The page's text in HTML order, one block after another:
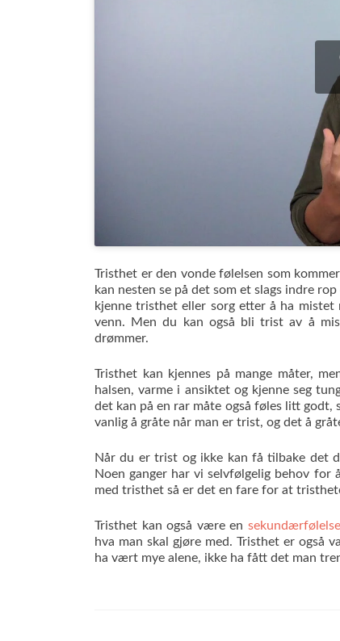
Tristhet er den vonde følelsen som
kan nesten se på det som et slags indre
kjenne tristhet eller sorg etter å ha
venn. Men du kan også bli trist av å
drømmer.
Tristhet kan kjennes på mange måter,
halsen, varme i ansiktet og kjenne seg
det kan på en rar måte også føles litt
vanlig å gråte når man er trist, og det å
Når du er trist og ikke kan få tilbake det
Noen ganger har vi selvfølgelig behov for
med tristhet så er det en fare for at
Tristhet kan også være en sekundærfølelse
hva man skal gjøre med. Tristhet er også
ha vært mye alene, ikke ha fått det man